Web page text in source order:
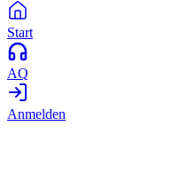
Start
AQ
Anmelden